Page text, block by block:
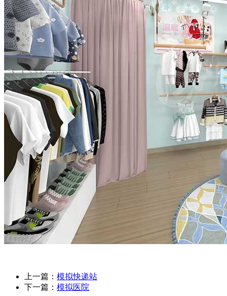
上一篇： 模拟快递站
下一篇： 模拟医院